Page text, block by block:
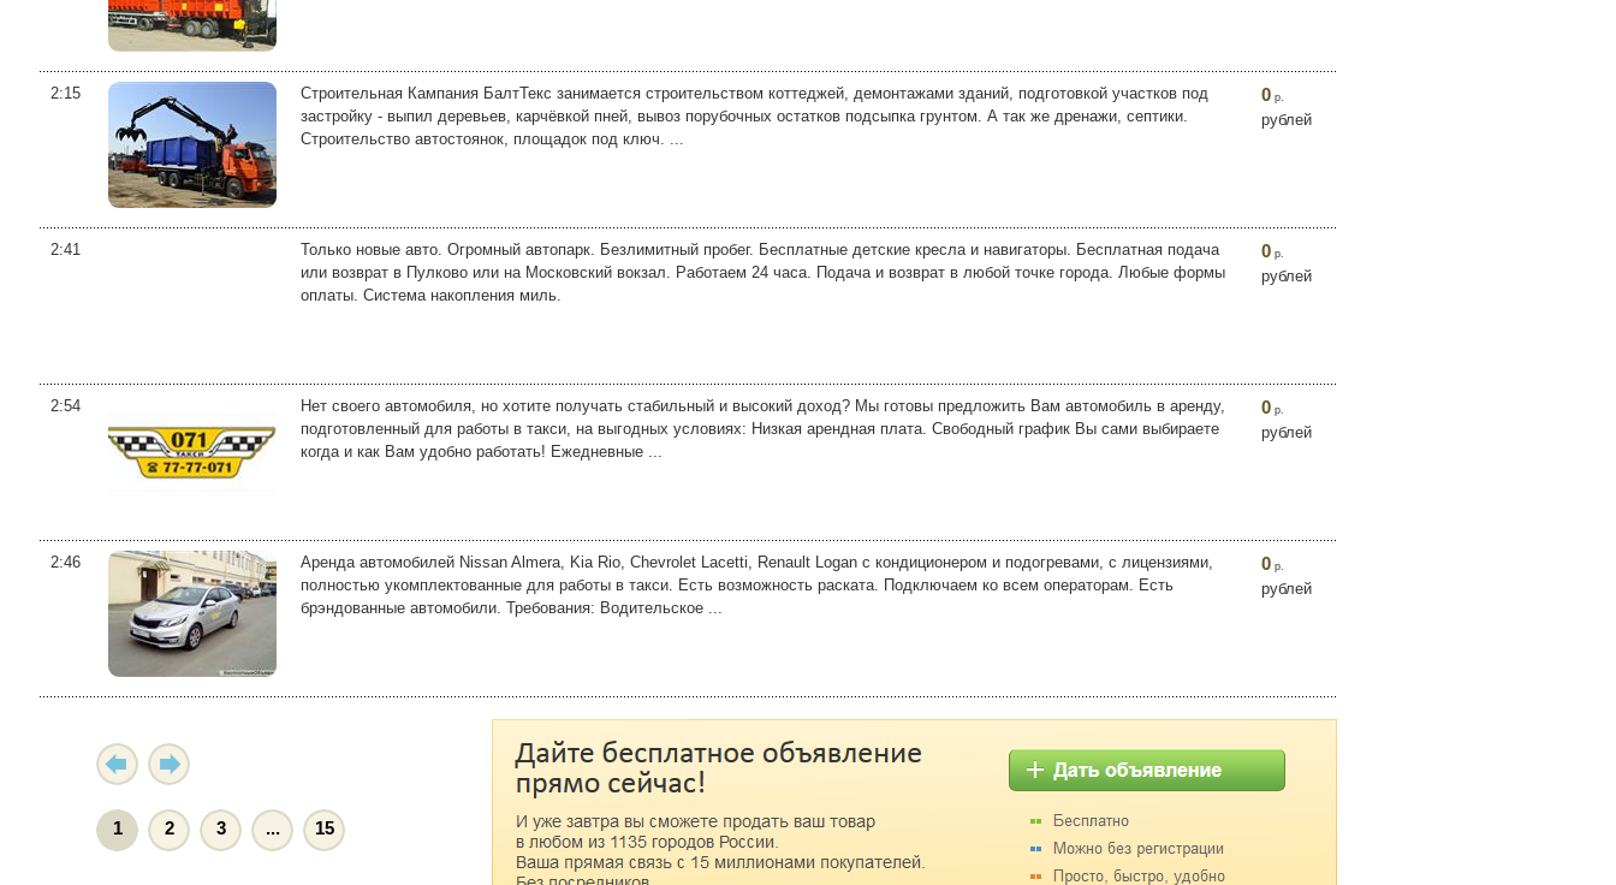
2:15
Строительная Кампания БалтТекс занимается строительством коттеджей, демонтажами зданий, подготовкой участков под
застройку - выпил деревьев, карчёвкой пней, вывоз порубочных остатков подсыпка грунтом. А так же дренажи, септики.
Строительство автостоянок, площадок под ключ. ...
0 р.
рублей
2:41
Только новые авто. Огромный автопарк. Безлимитный пробег. Бесплатные детские кресла и навигаторы. Бесплатная подача
или возврат в Пулково или на Московский вокзал. Работаем 24 часа. Подача и возврат в любой точке города. Любые формы
оплаты. Система накопления миль.
0 р.
рублей
2:54
Нет своего автомобиля, но хотите получать стабильный и высокий доход? Мы готовы предложить Вам автомобиль в аренду,
подготовленный для работы в такси, на выгодных условиях: Низкая арендная плата. Свободный график Вы сами выбираете
когда и как Вам удобно работать! Ежедневные ...
0 р.
рублей
2:46
Аренда автомобилей Nissan Almera, Kia Rio, Chevrolet Lacetti, Renault Logan с кондиционером и подогревами, с лицензиями,
полностью укомплектованные для работы в такси. Есть возможность раската. Подключаем ко всем операторам. Есть
брэндованные автомобили. Требования: Водительское ...
0 р.
рублей
1 2 3 ... 15